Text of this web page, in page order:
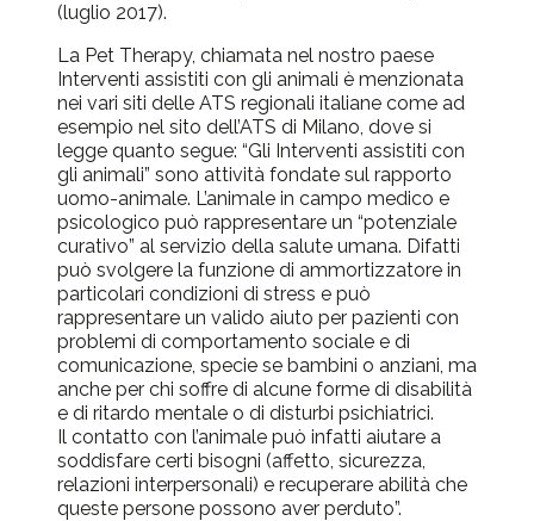
(luglio 2017).
La Pet Therapy, chiamata nel nostro paese
Interventi assistiti con gli animali è menzionata
nei vari siti delle ATS regionali italiane come ad
esempio nel sito dell’ATS di Milano, dove si
legge quanto segue: “Gli Interventi assistiti con
gli animali” sono attività fondate sul rapporto
uomo-animale. L’animale in campo medico e
psicologico può rappresentare un “potenziale
curativo” al servizio della salute umana. Difatti
può svolgere la funzione di ammortizzatore in
particolari condizioni di stress e può
rappresentare un valido aiuto per pazienti con
problemi di comportamento sociale e di
comunicazione, specie se bambini o anziani, ma
anche per chi soffre di alcune forme di disabilità
e di ritardo mentale o di disturbi psichiatrici.
Il contatto con l’animale può infatti aiutare a
soddisfare certi bisogni (affetto, sicurezza,
relazioni interpersonali) e recuperare abilità che
queste persone possono aver perduto”.